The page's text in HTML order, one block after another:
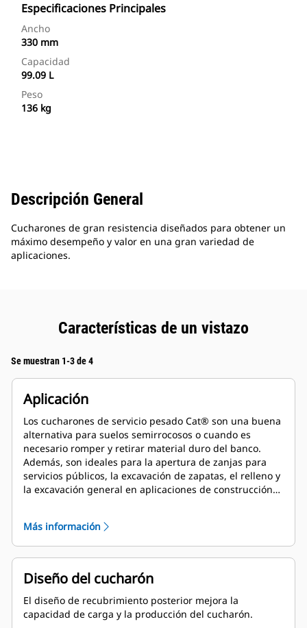
Especificaciones Principales
Ancho
330 mm
Capacidad
99.09 L
Peso
136 kg
Descripción General
Cucharones de gran resistencia diseñados para obtener un
máximo desempeño y valor en una gran variedad de
aplicaciones.
Características de un vistazo
Se muestran 1-3 de 4
Aplicación
Los cucharones de servicio pesado Cat® son una buena
alternativa para suelos semirrocosos o cuando es
necesario romper y retirar material duro del banco.
Además, son ideales para la apertura de zanjas para
servicios públicos, la excavación de zapatas, el relleno y
la excavación general en aplicaciones de construcción,
Más información
Diseño del cucharón
El diseño de recubrimiento posterior mejora la
capacidad de carga y la producción del cucharón.